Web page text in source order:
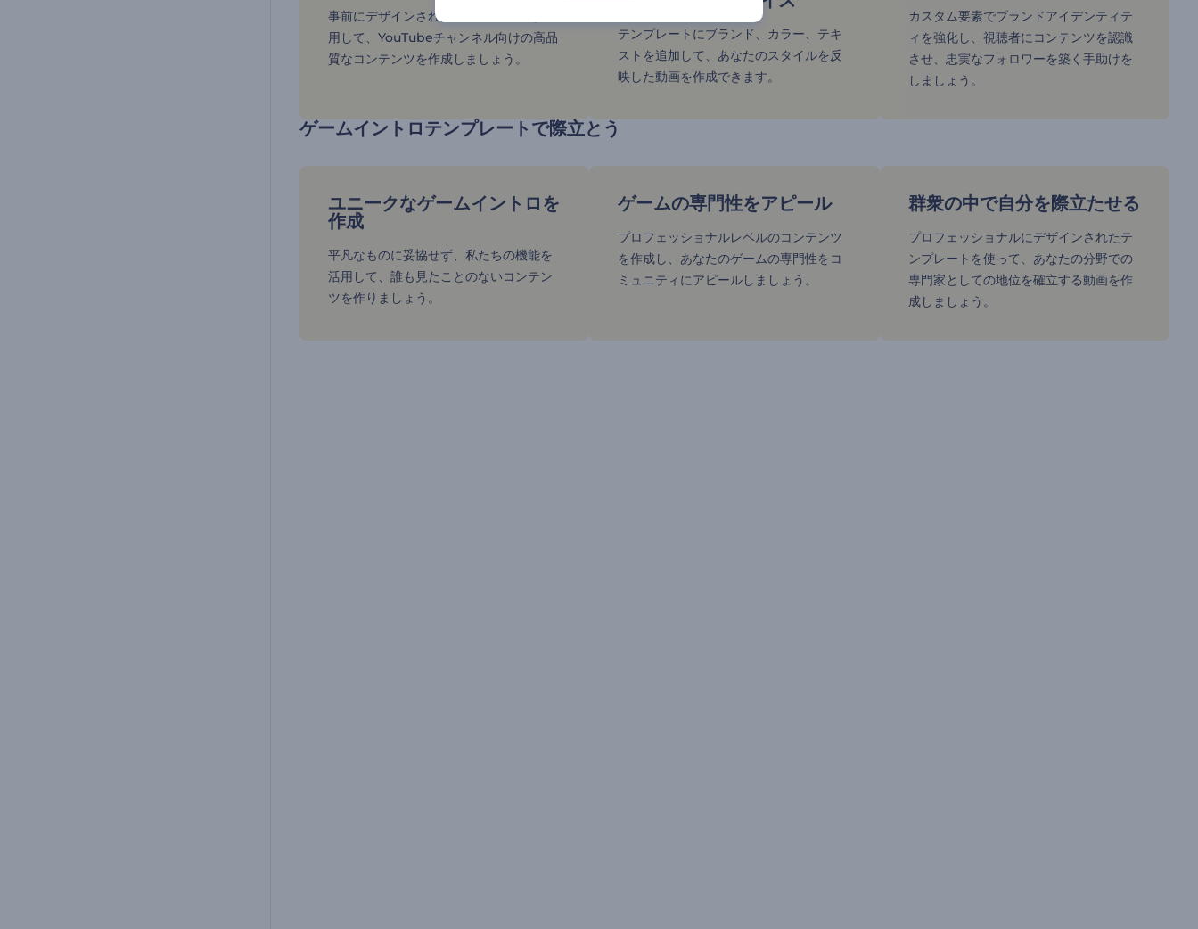
事前にデザインされたテンプレートを活
用して、YouTubeチャンネル向けの高品
質なコンテンツを作成しましょう。
テンプレートにブランド、カラー、テキ
ストを追加して、あなたのスタイルを反
映した動画を作成できます。
カスタム要素でブランドアイデンティテ
ィを強化し、視聴者にコンテンツを認識
させ、忠実なフォロワーを築く手助けを
しましょう。
ゲームイントロテンプレートで際立とう
ユニークなゲームイントロを
作成
平凡なものに妥協せず、私たちの機能を
活用して、誰も見たことのないコンテン
ツを作りましょう。
ゲームの専門性をアピール
プロフェッショナルレベルのコンテンツ
を作成し、あなたのゲームの専門性をコ
ミュニティにアピールしましょう。
群衆の中で自分を際立たせる
プロフェッショナルにデザインされたテ
ンプレートを使って、あなたの分野での
専門家としての地位を確立する動画を作
成しましょう。